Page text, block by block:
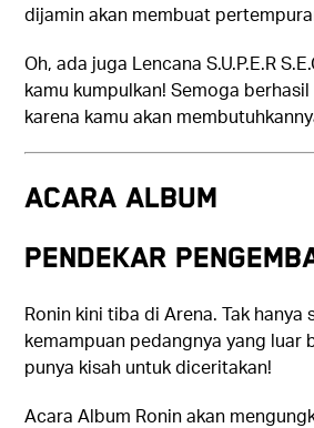
dijamin akan membuat
Oh, ada juga Lencana S.U.P.E.R
kamu kumpulkan! Semoga berhasil
karena kamu akan
ACARA ALBUM
Pendekar
Ronin kini tiba di Arena. Tak hanya
kemampuan pedangnya yang luar
punya kisah untuk diceritakan!
Acara Album Ronin akan